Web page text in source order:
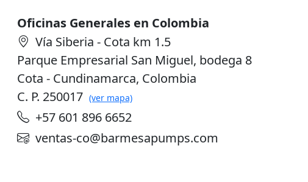
Oficinas Generales en Colombia
Vía Siberia - Cota km 1.5
Parque Empresarial San Miguel, bodega 8
Cota - Cundinamarca, Colombia
C. P. 250017 (ver mapa)
+57 601 896 6652
ventas-co@barmesapumps.com